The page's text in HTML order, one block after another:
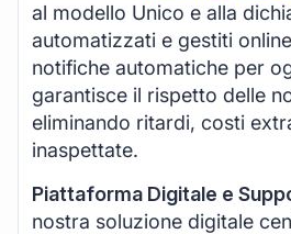
al modello Unico e alla
automatizzati e gestiti
notifiche automatiche per
garantisce il rispetto delle
eliminando ritardi, costi
inaspettate.
Piattaforma Digitale e
nostra soluzione digitale